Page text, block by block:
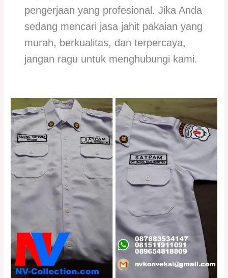
pengerjaan yang profesional. Jika Anda
sedang mencari jasa jahit pakaian yang
murah, berkualitas, dan terpercaya,
jangan ragu untuk menghubungi kami.
Collection:
Solusi
Tepat
untuk
Kebutuhan
Seragam
PDH
Anda